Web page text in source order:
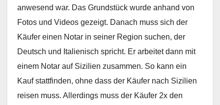
anwesend war. Das Grundstück wurde anhand von
Fotos und Videos gezeigt. Danach muss sich der
Käufer einen Notar in seiner Region suchen, der
Deutsch und Italienisch spricht. Er arbeitet dann mit
einem Notar auf Sizilien zusammen. So kann ein
Kauf stattfinden, ohne dass der Käufer nach Sizilien
reisen muss. Allerdings muss der Käufer 2x den